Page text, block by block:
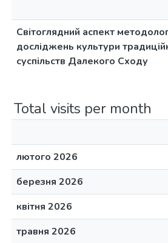
Світоглядний аспект
досліджень культури
суспільств Далекого Сходу
Total visits per month
лютого 2026
березня 2026
квітня 2026
травня 2026